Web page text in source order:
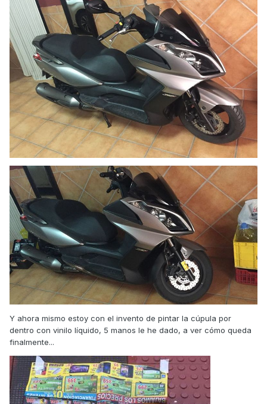
Y ahora mismo estoy con el invento de pintar la cúpula por
dentro con vinilo líquido, 5 manos le he dado, a ver cómo queda
finalmente...